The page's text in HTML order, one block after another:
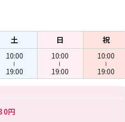
土 日 祝
10:00
19:00
10:00
19:00
10:00
19:00
円